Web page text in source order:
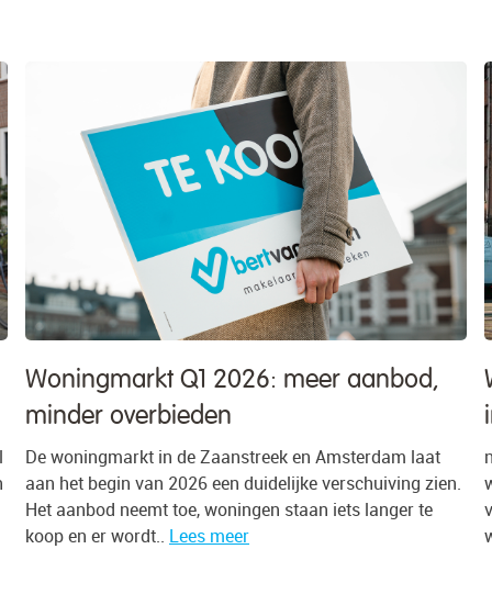
laat
zien.
te
Wat doet de huizenmarkt in
in 2026?
n het tweede kwartaal van 2026 werd 78% van
woningen in de gemeente Amsterdam verkocht
vraagprijs, tegen 75% een kwartaal eerder.
werd 7,1% meer betaald dan..